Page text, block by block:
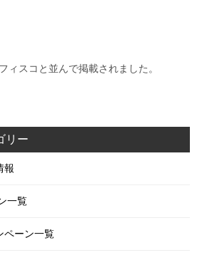
ィスコと並んで掲載されました。
リー
報
一覧
ペーン一覧